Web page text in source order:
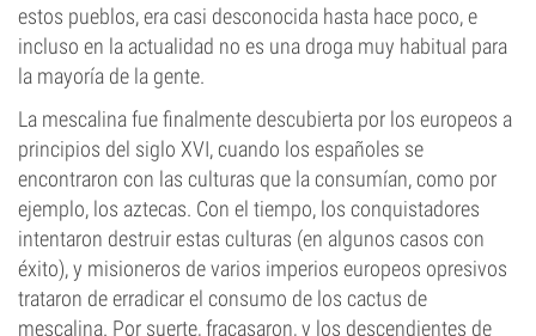
estos pueblos, era casi desconocida hasta hace poco, e
incluso en la actualidad no es una droga muy habitual para
la mayoría de la gente.
La mescalina fue finalmente descubierta por los europeos a
principios del siglo XVI, cuando los españoles se
encontraron con las culturas que la consumían, como por
ejemplo, los aztecas. Con el tiempo, los conquistadores
intentaron destruir estas culturas (en algunos casos con
éxito), y misioneros de varios imperios europeos opresivos
trataron de erradicar el consumo de los cactus de
mescalina. Por suerte, fracasaron, y los descendientes de